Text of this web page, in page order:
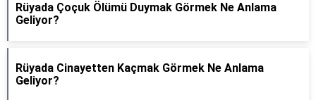
Rüyada Çoçuk Ölümü Duymak Görmek Ne Anlama
Geliyor?
Rüyada Cinayetten Kaçmak Görmek Ne Anlama
Geliyor?